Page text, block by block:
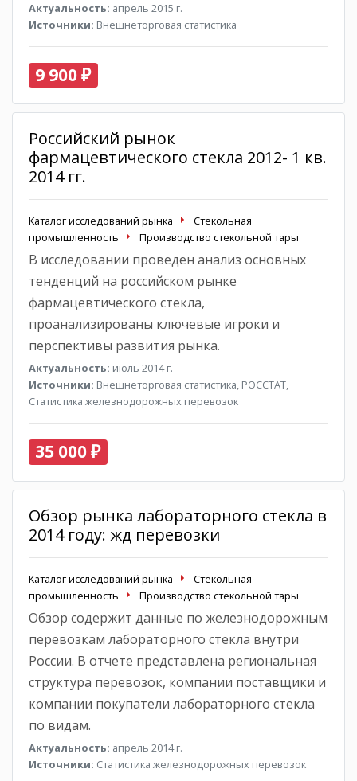
Актуальность: апрель 2015 г.
Источники: Внешнеторговая статистика
9 900 ₽
Российский рынок
фармацевтического стекла 2012- 1 кв.
2014 гг.
Каталог исследований рынка
Стекольная
промышленность
Производство стекольной тары
В исследовании проведен анализ основных
тенденций на российском рынке
фармацевтического стекла,
проанализированы ключевые игроки и
перспективы развития рынка.
Актуальность: июль 2014 г.
Источники: Внешнеторговая статистика, РОССТАТ,
Статистика железнодорожных перевозок
35 000 ₽
Обзор рынка лабораторного стекла в
2014 году: жд перевозки
Каталог исследований рынка
Стекольная
промышленность
Производство стекольной тары
Обзор содержит данные по железнодорожным
перевозкам лабораторного стекла внутри
России. В отчете представлена региональная
структура перевозок, компании поставщики и
компании покупатели лабораторного стекла
по видам.
Актуальность: апрель 2014 г.
Источники: Статистика железнодорожных перевозок